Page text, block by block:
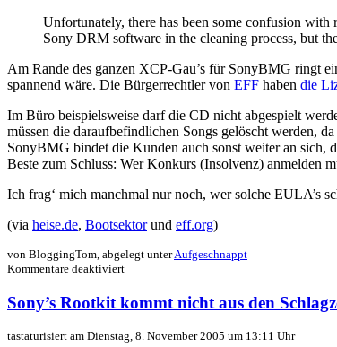
Unfortunately, there has been some confusion
Sony DRM software in the cleaning process, but
Am Rande des ganzen XCP-Gau’s für SonyBMG ringt
spannend wäre. Die Bürgerrechtler von EFF haben die
Im Büro beispielsweise darf die CD nicht abgespielt
müssen die daraufbefindlichen Songs gelöscht werden,
SonyBMG bindet die Kunden auch sonst weiter an
Beste zum Schluss: Wer Konkurs (Insolvenz) anmelden
Ich frag‘ mich manchmal nur noch, wer solche EULA’s
(via heise.de, Bootsektorund eff.org)
von BloggingTom, abgelegt unterAufgeschnappt
Kommentare deaktiviertfür
auch
Rootkit-
Sony’s Rootkit kommt nicht aus den
tastaturisiert am Dienstag, 8. November 2005 um 13:11 Uhr